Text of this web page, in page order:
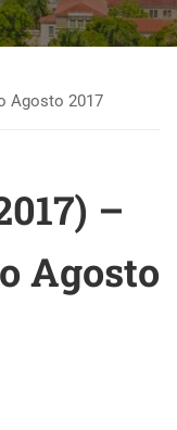
Agosto 2017
–
Agosto